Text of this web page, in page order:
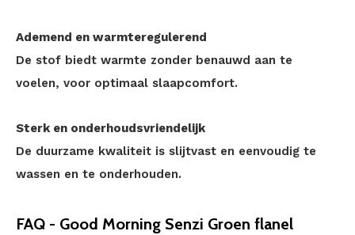
Ademend en warmteregulerend
De stof biedt warmte zonder benauwd aan te
voelen, voor optimaal slaapcomfort.
Sterk en onderhoudsvriendelijk
De duurzame kwaliteit is slijtvast en eenvoudig te
wassen en te onderhouden.
FAQ - Good Morning Senzi Groen flanel